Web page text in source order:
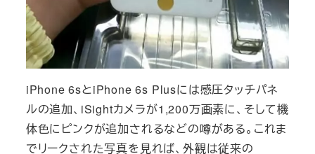
iPhone 6sとiPhone 6s Plusには感圧タッチパネ
ルの追加、iSightカメラが1,200万画素に、そして機
体色にピンクが追加されるなどの噂がある。これま
でリークされた写真を見れば、外観は従来の